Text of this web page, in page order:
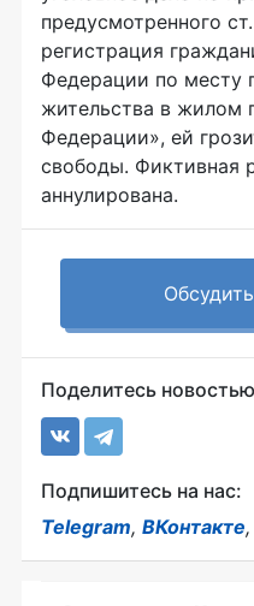
предусмотренного
регистрация
Федерации по месту
жительства в жилом
Федерации», ей
свободы. Фиктивная
аннулирована.
Поделитесь
Подпишитесь на нас:
Telegram, ВКонтакте,